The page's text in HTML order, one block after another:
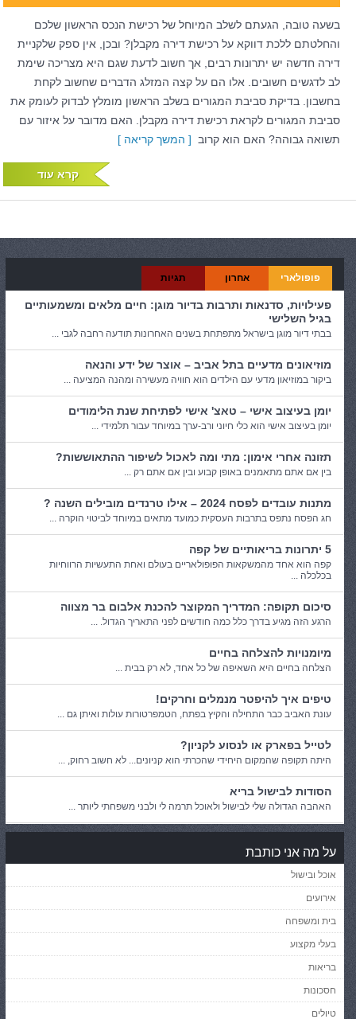
בשעה טובה, הגעתם לשלב המיוחל של רכישת הנכס הראשון שלכם
והחלטתם ללכת דווקא על רכישת דירה מקבלן? ובכן, אין ספק שלקניית
דירה חדשה יש יתרונות רבים, אך חשוב לדעת שגם היא מצריכה שימת
לב לדגשים חשובים. אלו הם על קצה המזלג הדברים שחשוב לקחת
בחשבון. בדיקת סביבת המגורים בשלב הראשון מומלץ לבדוק לעומק את
סביבת המגורים לקראת רכישת דירה מקבלן. האם מדובר על איזור עם
תשואה גבוהה? האם הוא קרוב [ המשך קריאה ]
קרא עוד
פופולארי אחרון תגיות
פעילויות, סדנאות ותרבות בדיור מוגן: חיים מלאים ומשמעותיים
בגיל השלישי
בבתי דיור מוגן בישראל מתפתחת בשנים האחרונות תודעה רחבה לגבי ...
מוזיאונים מדעיים בתל אביב – אוצר של ידע והנאה
ביקור במוזיאון מדעי עם הילדים הוא חוויה מעשירה ומהנה המציעה ...
יומן בעיצוב אישי – טאצ' אישי לפתיחת שנת הלימודים
יומן בעיצוב אישי הוא כלי חיוני ורב-ערך במיוחד עבור תלמידי ...
תזונה אחרי אימון: מתי ומה לאכול לשיפור ההתאוששות?
בין אם אתם מתאמנים באופן קבוע ובין אם אתם רק ...
מתנות עובדים לפסח 2024 – אילו טרנדים מובילים השנה ?
חג הפסח נתפס בתרבות העסקית כמועד מתאים במיוחד לביטוי הוקרה ...
5 יתרונות בריאותיים של קפה
קפה הוא אחד מהמשקאות הפופולאריים בעולם ואחת התעשיות הרווחיות
בכלכלה ...
סיכום תקופה: המדריך המקוצר להכנת אלבום בר מצווה
הרגע הזה מגיע בדרך כלל כמה חודשים לפני התאריך הגדול. ...
מיומנויות להצלחה בחיים
הצלחה בחיים היא השאיפה של כל אחד, לא רק בבית ...
טיפים איך להיפטר מנמלים וחרקים!
עונת האביב כבר התחילה והקיץ בפתח, הטמפרטורות עולות ואיתן גם ...
לטייל בפארק או לנסוע לקניון?
היתה תקופה שהמקום היחידי שהכרתי הוא קניונים... לא חשוב רחוק, ...
הסודות לבישול בריא
האהבה הגדולה שלי לבישול ולאוכל תרמה לי ולבני משפחתי ליותר ...
על מה אני כותבת
אוכל ובישול
אירועים
בית ומשפחה
בעלי מקצוע
בריאות
חסכונות
טיולים